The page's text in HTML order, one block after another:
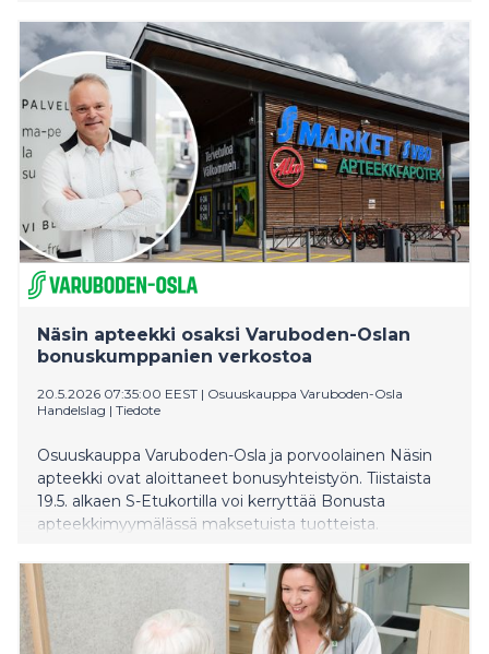
Tuotantolaitoksen käyttämä sähkö on paikallisesti
tuotettua, kotimaista ja uusiutuvaa.
Näsin apteekki osaksi Varuboden-Oslan
bonuskumppanien verkostoa
20.5.2026 07:35:00 EEST | Osuuskauppa Varuboden-Osla
Handelslag | Tiedote
Osuuskauppa Varuboden-Osla ja porvoolainen Näsin
apteekki ovat aloittaneet bonusyhteistyön. Tiistaista
19.5. alkaen S-Etukortilla voi kerryttää Bonusta
apteekkimyymälässä maksetuista tuotteista.